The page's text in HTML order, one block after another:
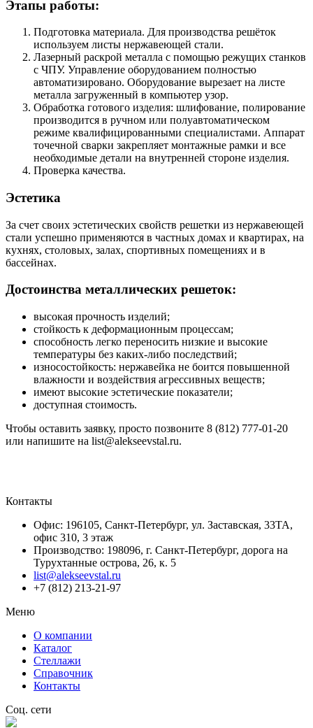
Этапы работы:
Подготовка материала. Для производства решёток
используем листы нержавеющей стали.
Лазерный раскрой металла с помощью режущих станков
с ЧПУ. Управление оборудованием полностью
автоматизировано. Оборудование вырезает на листе
металла загруженный в компьютер узор.
Обработка готового изделия: шлифование, полирование
производится в ручном или полуавтоматическом
режиме квалифицированными специалистами. Аппарат
точечной сварки закрепляет монтажные рамки и все
необходимые детали на внутренней стороне изделия.
Проверка качества.
Эстетика
За счет своих эстетических свойств решетки из нержавеющей
стали успешно применяются в частных домах и квартирах, на
кухнях, столовых, залах, спортивных помещениях и в
бассейнах.
Достоинства металлических решеток:
высокая прочность изделий;
стойкость к деформационным процессам;
способность легко переносить низкие и высокие
температуры без каких-либо последствий;
износостойкость: нержавейка не боится повышенной
влажности и воздействия агрессивных веществ;
имеют высокие эстетические показатели;
доступная стоимость.
Чтобы оставить заявку, просто позвоните 8 (812) 777-01-20
или напишите на list@alekseevstal.ru.
Контакты
Офис: 196105, Санкт-Петербург, ул. Заставская, 33ТА,
офис 310, 3 этаж
Производство: 198096, г. Санкт-Петербург, дорога на
Турухтанные острова, 26, к. 5
list@alekseevstal.ru
+7 (812) 213-21-97
Меню
О компании
Каталог
Стеллажи
Справочник
Контакты
Соц. сети